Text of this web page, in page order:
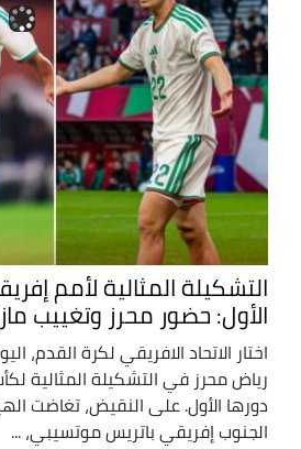
التشكيلة المثالية لأمم
الأول: حضور محرز وتغييب مازا
اختار الاتحاد الافريقي لكرة القدم،
رياض محرز في التشكيلة المثالية
دورها الأول. على النقيض، تغاضت
الجنوب إفريقي باتريس موتسيبي، ...